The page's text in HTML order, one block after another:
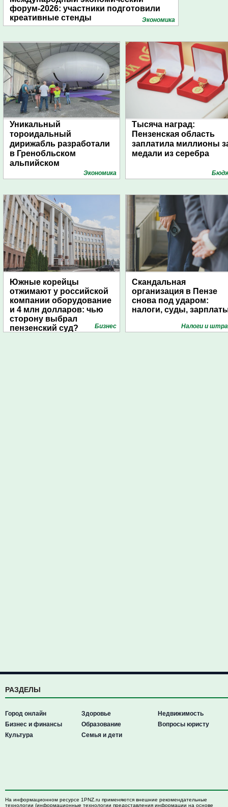
форум-2026: участники подготовили
креативные стенды
Экономика
Уникальный
тороидальный
дирижабль разработали
в Гренобльском
альпийском
Экономика
Тысяча наград:
Пензенская область
заплатила миллионы
медали из серебра
Южные корейцы
отжимают у российской
компании оборудование
и 4 млн долларов: чью
сторону выбрал
пензенский суд?
Бизнес
Скандальная
организация в Пензе
снова под ударом:
налоги, суды,
Налоги и
РАЗДЕЛЫ
Город онлайн
Бизнес и финансы
Культура
Здоровье
Образование
Семья и дети
Недвижимость
Вопросы юристу
На информационном ресурсе 1PNZ.ru применяются внешние рекомендательные
технологии (информационные технологии предоставления информации на основе